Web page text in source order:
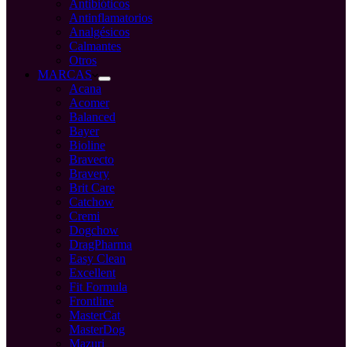
Antibióticos
Antinflamatorios
Analgésicos
Calmantes
Otros
MARCAS
Acana
Acomer
Balanced
Bayer
Bioline
Bravecto
Bravery
Brit Care
Catchow
Cremi
Dogchow
DragPharma
Easy Clean
Excellent
Fit Formula
Frontline
MasterCat
MasterDog
Mazuri